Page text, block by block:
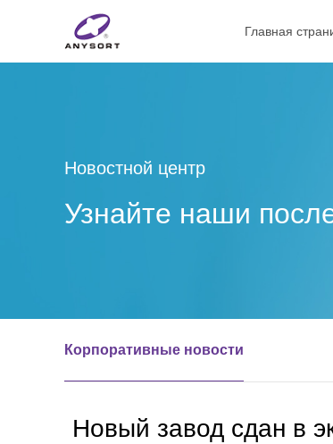
Главная
Новостной центр
Узнайте наши
Корпоративные новости
Новый завод сдан в